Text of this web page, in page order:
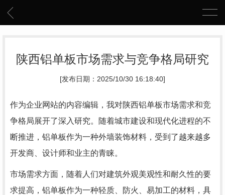
陕西铝单板市场需求与竞争格局研究
[发布日期：2025/10/30 16:18:40]
作为企业网站的内容编辑，我对陕西铝单板市场需求和竞
争格局展开了深入研究。随着城市建设和现代化进程的不
断推进，铝单板作为一种外墙装饰材料，受到了越来越多
开发商、设计师和业主的青睐。
市场需求方面，随着人们对建筑外观美观性和耐久性的要
求提高，铝单板作为一种轻质、防火、易加工的材料，具